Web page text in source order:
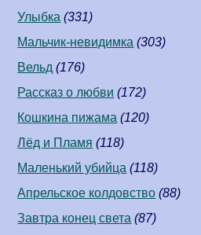
Улыбка (331)
Мальчик-невидимка (303)
Вельд (176)
Рассказ о любви (172)
Кошкина пижама (120)
Лёд и Пламя (118)
Маленький убийца (118)
Апрельское колдовство (88)
Завтра конец света (87)